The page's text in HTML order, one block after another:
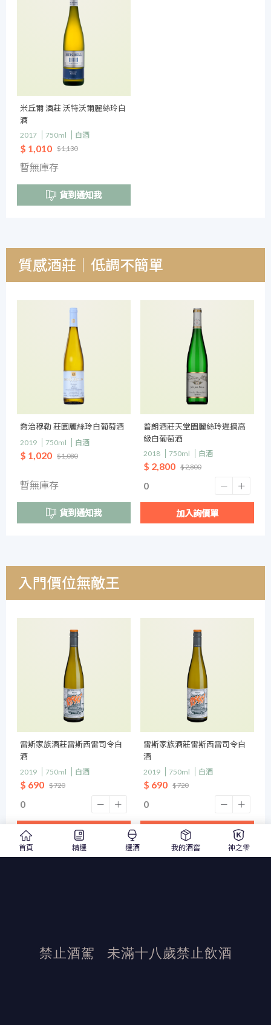
米丘爾 酒莊 沃特沃爾麗絲玲白
酒
2017 750ml 白酒
$ 1,010 $ 1,130
暫無庫存
貨到通知我
質感酒莊｜低調不簡單
喬治穆勒 莊園麗絲玲白葡萄酒
2019 750ml 白酒
$ 1,020 $ 1,080
暫無庫存
貨到通知我
普朗酒莊天堂園麗絲玲遲摘高
級白葡萄酒
2018 750ml 白酒
$ 2,800 $ 2,800
加入詢價單
入門價位無敵王
雷斯家族酒莊雷斯西雷司令白
酒
2019 750ml 白酒
$ 690 $ 720
加入詢價單
雷斯家族酒莊雷斯西雷司令白
酒
2019 750ml 白酒
$ 690 $ 720
加入詢價單
發布日期：2021/7/19
首頁 精選 選酒 我的酒窖 神之雫
禁止酒駕 未滿十八歲禁止飲酒